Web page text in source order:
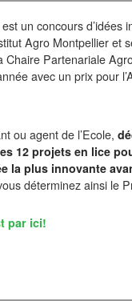
est un concours d’idées
Agro Montpellier et
Chaire Partenariale
avec un prix pour
ou agent de l’Ecole,
12 projets en lice
la plus innovante
déterminez ainsi le
par ici!